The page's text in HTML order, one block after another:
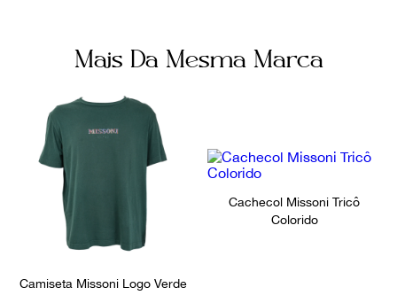
Mais Da Mesma Marca
Camiseta Missoni Logo Verde
Cachecol Missoni Tricô
Colorido